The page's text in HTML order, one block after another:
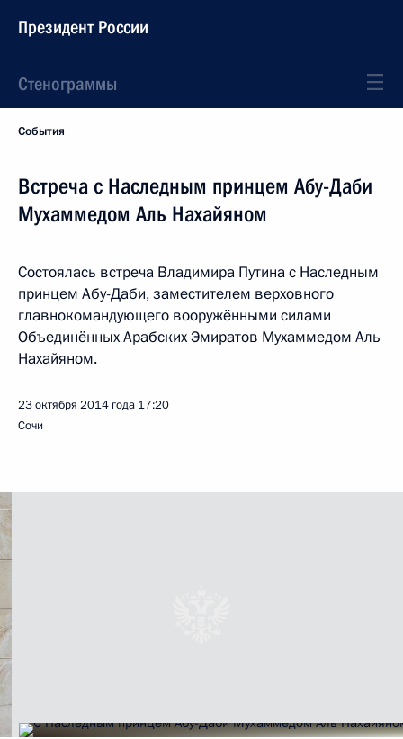
Президент России
Стенограммы
События
Встреча с Наследным принцем Абу-Даби
Мухаммедом Аль Нахайяном
Состоялась встреча Владимира Путина с Наследным
принцем Абу-Даби, заместителем верховного
главнокомандующего вооружёнными силами
Объединённых Арабских Эмиратов Мухаммедом Аль
Нахайяном.
23 октября 2014 года 17:20
Сочи